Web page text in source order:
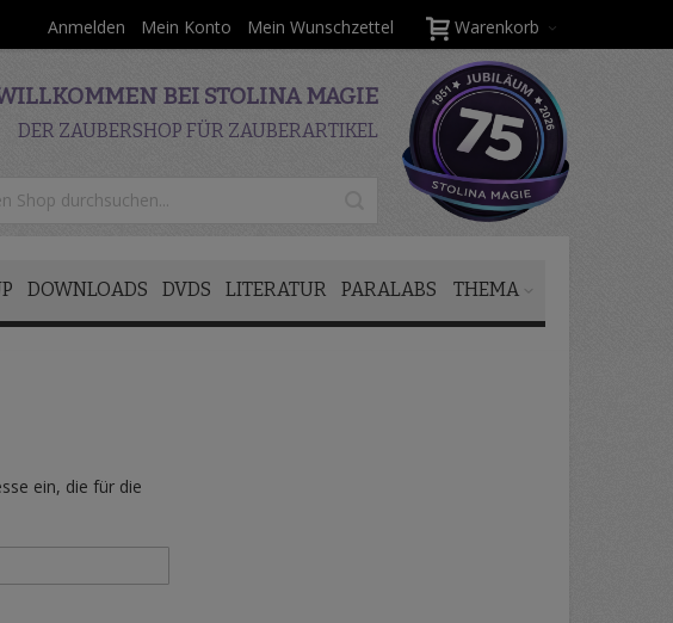
Warenkorb
Anmelden Mein Konto Mein Wunschzettel
BEI STOLINA MAGIE
DER ZAUBERSHOP FÜR ZAUBERARTIKEL
DOWNLOADS DVDS LITERATUR PARALABS THEMA
ein, die für die